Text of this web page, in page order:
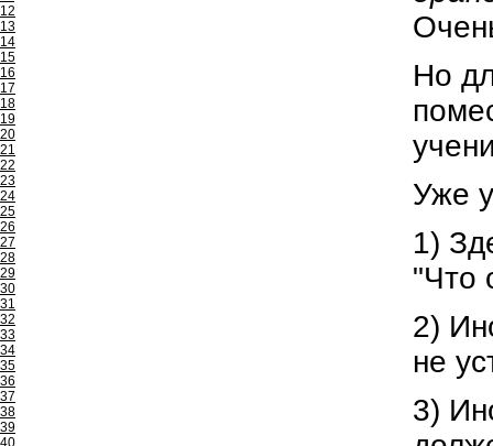
12
13
14
15
16
17
18
19
20
21
22
23
24
25
26
27
28
29
30
31
32
33
34
35
36
37
38
39
40
Но
Уже
1)
"Что
2)
не
3)